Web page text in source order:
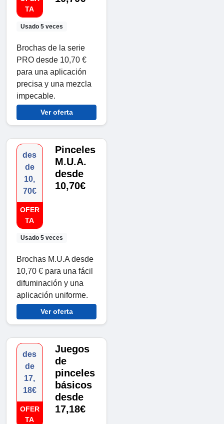
TA
Usado 5 veces
Brochas de la serie
PRO desde 10,70 €
para una aplicación
precisa y una mezcla
impecable.
Ver oferta
des
de
10,
70€
OFER
TA
Usado 5 veces
Pinceles
M.U.A.
desde
10,70€
Brochas M.U.A desde
10,70 € para una fácil
difuminación y una
aplicación uniforme.
Ver oferta
des
de
17,
18€
OFER
TA
Juegos
de
pinceles
básicos
desde
17,18€